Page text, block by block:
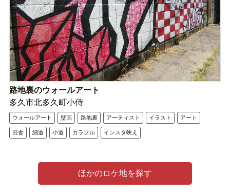
路地裏のウォールアート
多久市北多久町小侍
ウォールアート 壁画 路地裏 アーティスト イラスト アート
田舎 細道 小道 カラフル インスタ映え
ほかのロケ地を探す